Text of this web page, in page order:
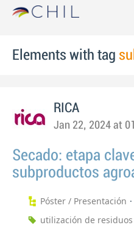
Elements with tag
RICA
Jan 22, 2024 at
Secado: etapa
subproductos
Póster / Presentación
utilización de